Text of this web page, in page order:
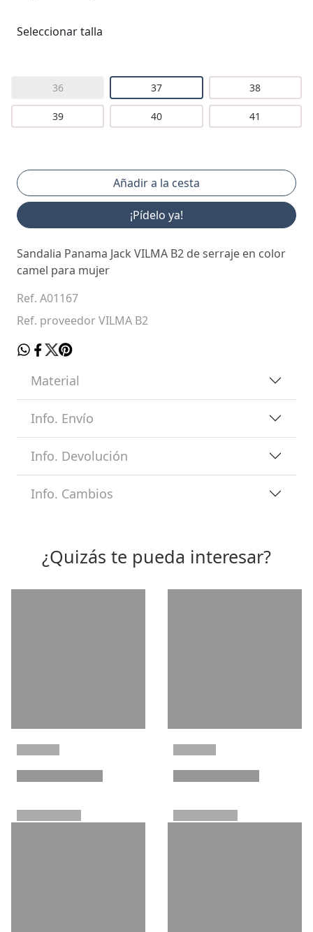
Seleccionar talla
36 37 38
39 40 41
¡Pídelo ya!
Sandalia Panama Jack VILMA B2 de serraje en color
camel para mujer
Ref. A01167
Ref. proveedor VILMA B2
Material
Info. Envío
Info. Devolución
Info. Cambios
¿Quizás te pueda interesar?